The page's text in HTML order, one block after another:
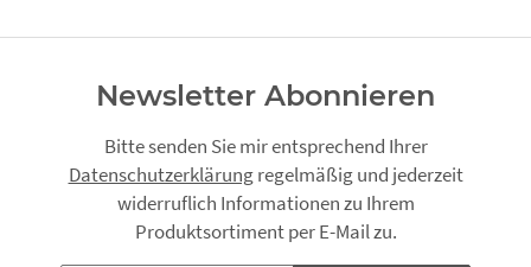
Newsletter Abonnieren
Bitte senden Sie mir entsprechend Ihrer
Datenschutzerklärungregelmäßig und jederzeit
widerruflich Informationen zu Ihrem
Produktsortiment per E-Mail zu.